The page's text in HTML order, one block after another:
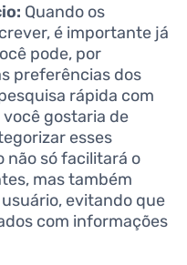
Quando os
é importante já
pode, por
preferências dos
rápida com
você gostaria de
esses
não só facilitará o
mas também
evitando que
com informações